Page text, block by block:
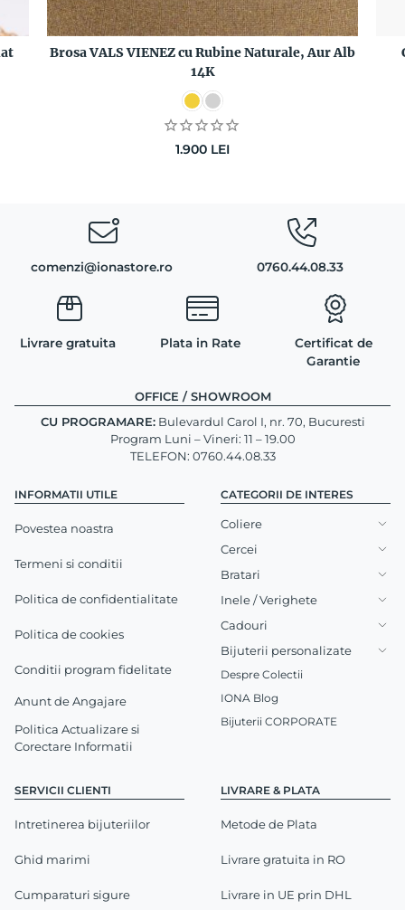
Brosa VALS VIENEZ cu Rubine Naturale, Aur Alb
14K
1.900 LEI
comenzi@ionastore.ro 0760.44.08.33
Livrare gratuita Plata in Rate
Certificat de
Garantie
INFORMATII UTILE
Povestea noastra
Termeni si conditii
Politica de confidentialitate
Politica de cookies
Conditii program fidelitate
Anunt de Angajare
Politica Actualizare si
Corectare Informatii
SERVICII CLIENTI
Intretinerea bijuteriilor
Ghid marimi
Cumparaturi sigure
LIVRARE & PLATA
Metode de Plata
Livrare gratuita in RO
Livrare in UE prin DHL
OFFICE / SHOWROOM
CU PROGRAMARE:Bulevardul Carol I, nr. 70, Bucuresti
Program Luni – Vineri: 11 – 19.00
TELEFON: 0760.44.08.33
CATEGORII DE INTERES
Coliere
Cercei
Bratari
Inele / Verighete
Cadouri
Bijuterii personalizate
Despre Colectii
IONA Blog
Bijuterii CORPORATE